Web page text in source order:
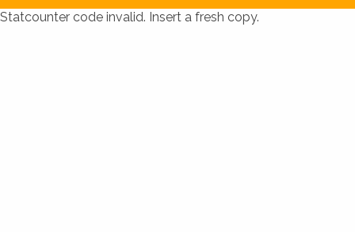
Statcounter code invalid. Insert a fresh copy.